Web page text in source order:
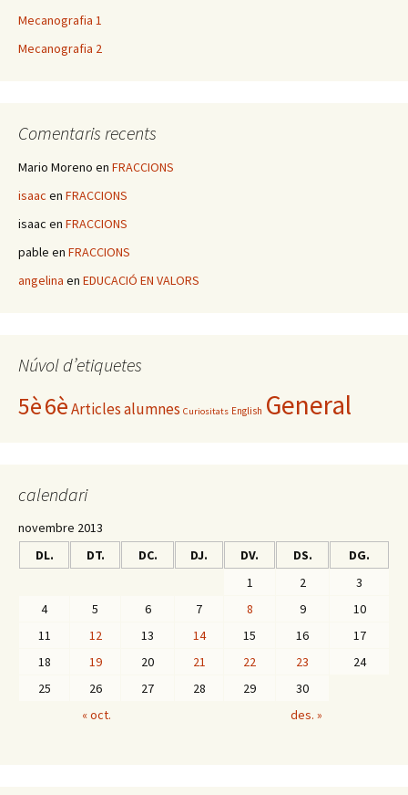
Mecanografia 1
Mecanografia 2
Comentaris recents
Mario Moreno en FRACCIONS
isaac en FRACCIONS
isaac en FRACCIONS
pable en FRACCIONS
angelina en EDUCACIÓ EN VALORS
Núvol d’etiquetes
5è6èArticles alumnes Curiositats English General
calendari
novembre 2013
DL.
DT. DC. DJ. DV. DS. DG.
« oct. des. »
1 2
3
4
5 6 7 8 9
10
11
12 13 14 15 16
17
18
19 20 21 22 23
24
25
26 27 28 29 30